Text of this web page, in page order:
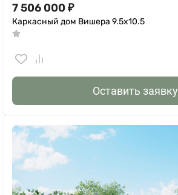
7 506 000 ₽
Каркасный дом Вишера 9.5х10.5
Оставить заявку